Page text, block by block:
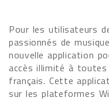
Pour les utilisateurs
passionnés de
nouvelle application
accès illimité à
français. Cette
sur les plateformes